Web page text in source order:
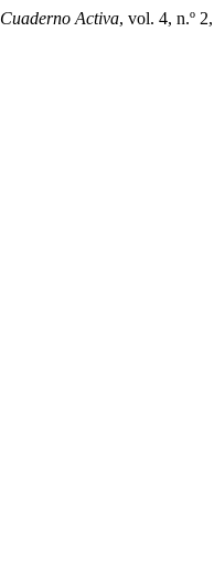
Cuaderno Activa, vol. 4, n.º